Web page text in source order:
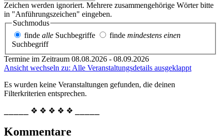
Zeichen werden ignoriert. Mehrere zusammengehörige Wörter bitte
in "Anführungszeichen" eingeben.
Suchmodus
finde alle Suchbegriffe finde mindestens einen
Suchbegriff
Termine im Zeitraum 08.08.2026 - 08.09.2026
Ansicht wechseln zu: Alle Veranstaltungsdetails ausgeklappt
Es wurden keine Veranstaltungen gefunden, die deinen
Filterkriterien entsprechen.
⎯⎯⎯⎯⎯ ❖ ❖ ❖ ❖ ❖ ⎯⎯⎯⎯⎯
Kommentare